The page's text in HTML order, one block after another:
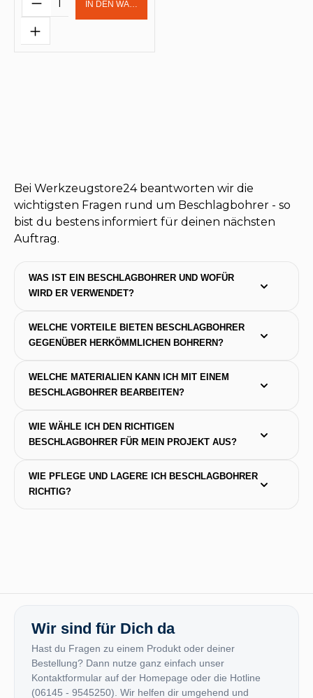
IN DEN WARENKORB
Bei Werkzeugstore24 beantworten wir die
wichtigsten Fragen rund um Beschlagbohrer - so
bist du bestens informiert für deinen nächsten
Auftrag.
WAS IST EIN BESCHLAGBOHRER UND WOFÜR
WIRD ER VERWENDET?
WELCHE VORTEILE BIETEN BESCHLAGBOHRER
GEGENÜBER HERKÖMMLICHEN BOHRERN?
WELCHE MATERIALIEN KANN ICH MIT EINEM
BESCHLAGBOHRER BEARBEITEN?
WIE WÄHLE ICH DEN RICHTIGEN
BESCHLAGBOHRER FÜR MEIN PROJEKT AUS?
WIE PFLEGE UND LAGERE ICH BESCHLAGBOHRER
RICHTIG?
Wir sind für Dich da
Hast du Fragen zu einem Produkt oder deiner
Bestellung? Dann nutze ganz einfach unser
Kontaktformular auf der Homepage oder die Hotline
(06145 - 9545250). Wir helfen dir umgehend und